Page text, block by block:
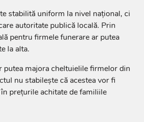
stabilită uniform la nivel național, ci
autoritate publică locală. Prin
pentru firmele funerare ar putea
la alta.
putea majora cheltuielile firmelor din
nu stabilește că acestea vor fi
prețurile achitate de familiile